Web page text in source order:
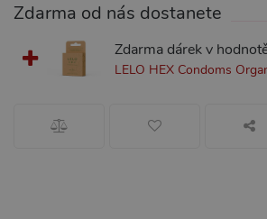
Zdarma od nás dostanete
Zdarma dárek v